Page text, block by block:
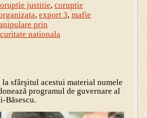
justitie, coruptie
, export 3, mafie
prin
nationala
sfârşitul acestui material numele
programul de guvernare al
Băsescu.